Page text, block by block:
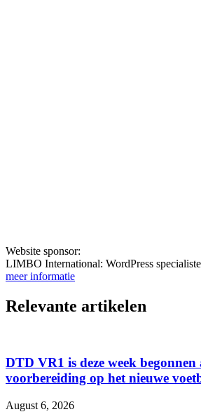
Website sponsor:
LIMBO International: WordPress
meer informatie
Relevante artikelen
DTD VR1 is deze week begonnen
voorbereiding op het nieuwe
August 6, 2026